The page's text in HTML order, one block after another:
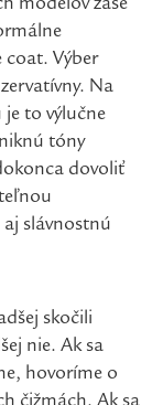
modelov zase
coat. Výber
Na
to výlučne
tóny
dovoliť
slávnostnú
skočili
nie. Ak sa
hovoríme o